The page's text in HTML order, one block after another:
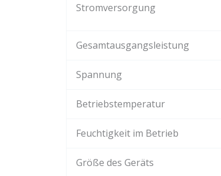
Stromversorgung
Gesamtausgangsleistung
Spannung
Betriebstemperatur
Feuchtigkeit im Betrieb
Größe des Geräts